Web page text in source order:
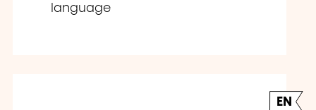
language
EN